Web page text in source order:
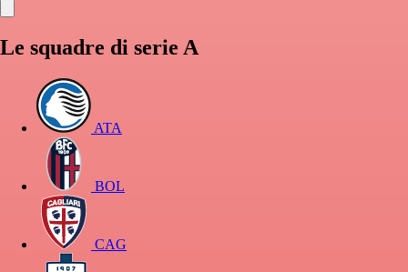
Le squadre di serie A
ATA
BOL
CAG